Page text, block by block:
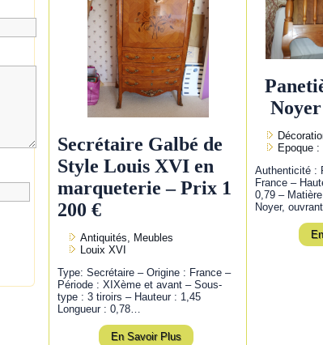
Secrétaire Galbé de
Style Louis XVI en
marqueterie – Prix 1
200 €
Antiquités, Meubles
Louix XVI
Type: Secrétaire – Origine : France –
Période : XIXème et avant – Sous-
type : 3 tiroirs – Hauteur : 1,45
Longueur : 0,78…
En Savoir Plus
Epoque
Authenticité :
France –
0,79 –
Noyer,